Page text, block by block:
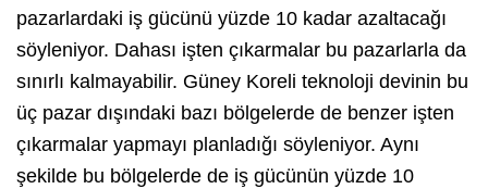
pazarlardaki iş gücünü yüzde 10 kadar azaltacağı
söyleniyor. Dahası işten çıkarmalar bu pazarlarla da
sınırlı kalmayabilir. Güney Koreli teknoloji devinin bu
üç pazar dışındaki bazı bölgelerde de benzer işten
çıkarmalar yapmayı planladığı söyleniyor. Aynı
şekilde bu bölgelerde de iş gücünün yüzde 10